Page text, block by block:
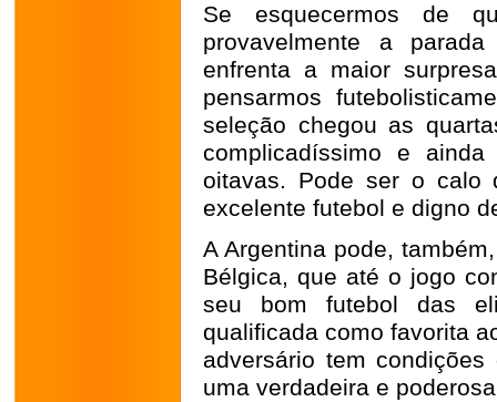
Se esquecermos de
provavelmente a
enfrenta a maior
pensarmos
seleção chegou as
complicadíssimo e
oitavas. Pode ser o calo
excelente futebol e digno
A Argentina pode,
Bélgica, que até o jogo
seu bom futebol das
qualificada como favorita
adversário tem
uma verdadeira e